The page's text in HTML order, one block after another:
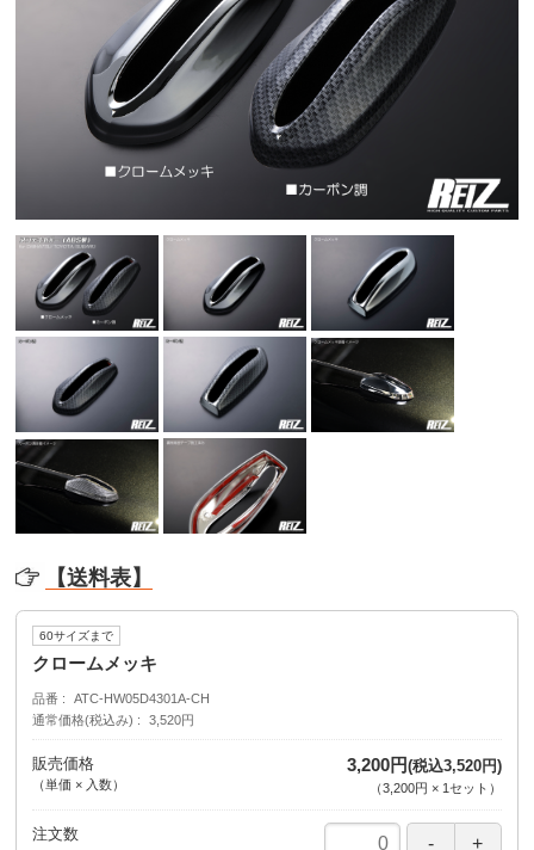
【送料表】
60サイズまで
クロームメッキ
品番
ATC-HW05D4301A-CH
通常価格(税込み)
3,520円
販売価格
（単価 × 入数）
3,200円(税込3,520円)
（3,200円 × 1セット ）
注文数